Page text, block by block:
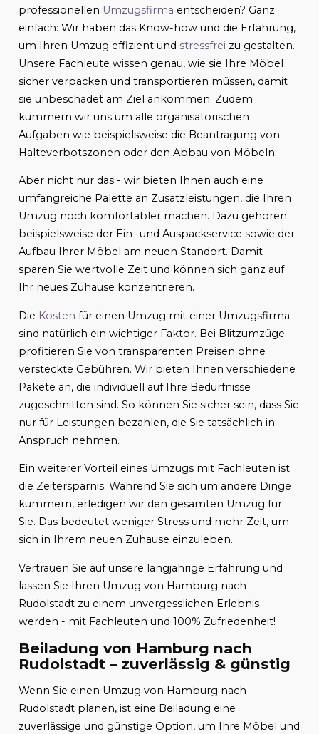
professionellen Umzugsfirma entscheiden? Ganz
einfach: Wir haben das Know-how und die Erfahrung,
um Ihren Umzug effizient und stressfrei zu gestalten.
Unsere Fachleute wissen genau, wie sie Ihre Möbel
sicher verpacken und transportieren müssen, damit
sie unbeschadet am Ziel ankommen. Zudem
kümmern wir uns um alle organisatorischen
Aufgaben wie beispielsweise die Beantragung von
Halteverbotszonen oder den Abbau von Möbeln.
Aber nicht nur das - wir bieten Ihnen auch eine
umfangreiche Palette an Zusatzleistungen, die Ihren
Umzug noch komfortabler machen. Dazu gehören
beispielsweise der Ein- und Auspackservice sowie der
Aufbau Ihrer Möbel am neuen Standort. Damit
sparen Sie wertvolle Zeit und können sich ganz auf
Ihr neues Zuhause konzentrieren.
Die Kosten für einen Umzug mit einer Umzugsfirma
sind natürlich ein wichtiger Faktor. Bei Blitzumzüge
profitieren Sie von transparenten Preisen ohne
versteckte Gebühren. Wir bieten Ihnen verschiedene
Pakete an, die individuell auf Ihre Bedürfnisse
zugeschnitten sind. So können Sie sicher sein, dass Sie
nur für Leistungen bezahlen, die Sie tatsächlich in
Anspruch nehmen.
Ein weiterer Vorteil eines Umzugs mit Fachleuten ist
die Zeitersparnis. Während Sie sich um andere Dinge
kümmern, erledigen wir den gesamten Umzug für
Sie. Das bedeutet weniger Stress und mehr Zeit, um
sich in Ihrem neuen Zuhause einzuleben.
Vertrauen Sie auf unsere langjährige Erfahrung und
lassen Sie Ihren Umzug von Hamburg nach
Rudolstadt zu einem unvergesslichen Erlebnis
werden - mit Fachleuten und 100% Zufriedenheit!
Beiladung von Hamburg nach
Rudolstadt – zuverlässig & günstig
Wenn Sie einen Umzug von Hamburg nach
Rudolstadt planen, ist eine Beiladung eine
zuverlässige und günstige Option, um Ihre Möbel und